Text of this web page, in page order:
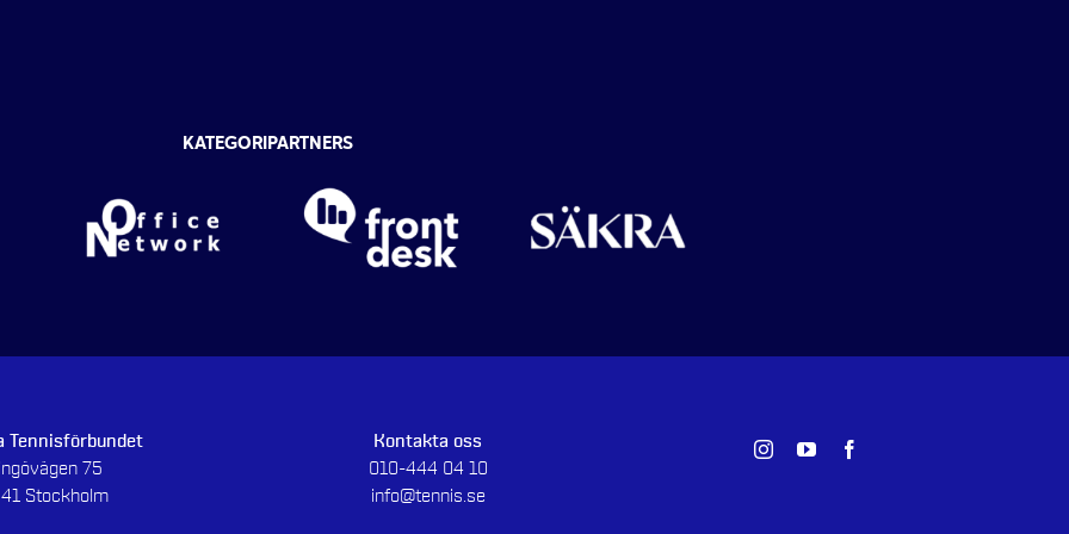
KATEGORIPARTNERS
Tennisförbundet
75
Stockholm
Kontakta oss
010-444 04 10
info@tennis.se